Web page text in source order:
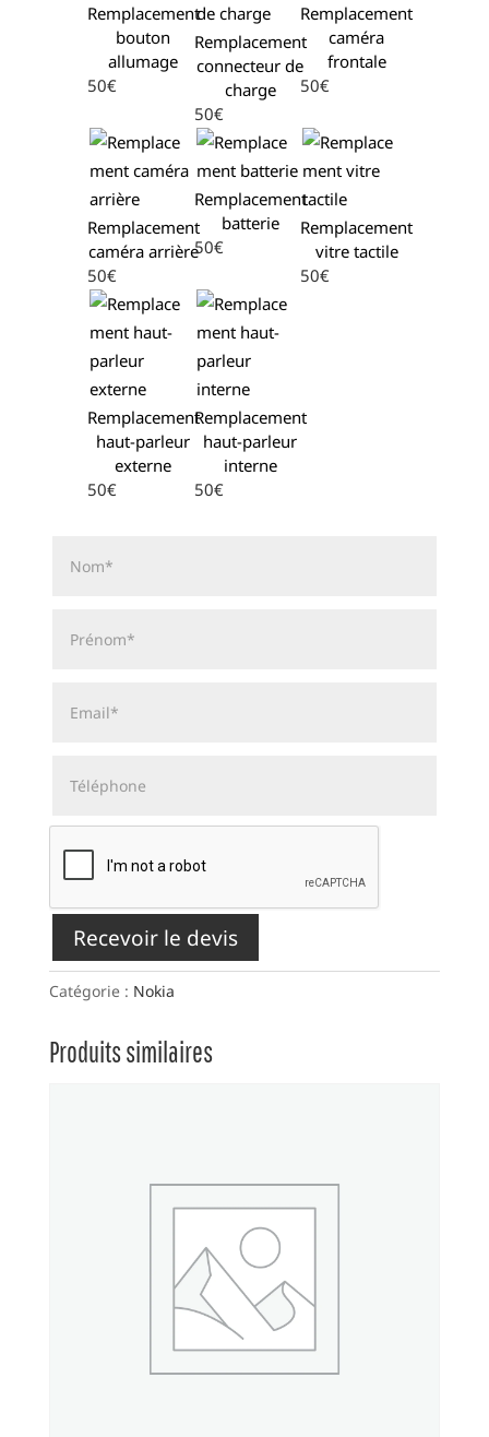
Remplacement
bouton
allumage
50€
Remplacement
connecteur de
charge
50€
Remplacement
caméra
frontale
50€
Remplacement
caméra arrière
50€
Remplacement
batterie
50€
Remplacement
vitre tactile
50€
Remplacement
haut-parleur
externe
50€
Remplacement
haut-parleur
interne
50€
Recevoir le devis
Catégorie : Nokia
Produits similaires